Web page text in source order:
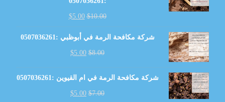
$10.00
$5.00
شركة مكافحة الرمة في أبوظبي :0507036261
$8.00
$5.00
شركة مكافحة الرمة في ام القيوين :0507036261
$7.00
$5.00